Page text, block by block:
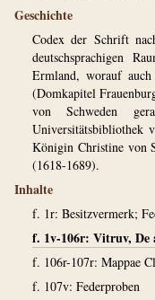
Geschichte
Codex der Schrift
deutschsprachigen
Ermland, worauf
(Domkapitel
von Schweden
Universitätsbibliothek
Königin Christine von
(1618-1689).
Inhalte
f. 1r: Besitzvermerk;
f. 1v-106r: Vitruv, De
f. 106r-107r: Mappae
f. 107v: Federproben